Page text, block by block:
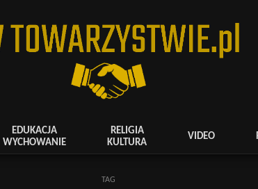
EDUKACJA
WYCHOWANIE
RELIGIA
KULTURA
VIDEO
TAG